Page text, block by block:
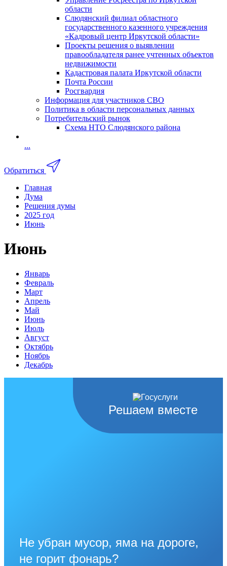
области
Слюдянский филиал областного
государственного казенного учреждения
«Кадровый центр Иркутской области»
Проекты решения о выявлении
правообладателя ранее учтенных объектов
недвижимости
Кадастровая палата Иркутской области
Почта России
Росгвардия
Информация для участников СВО
Политика в области персональных данных
Потребительский рынок
Схема НТО Слюдянского района
...
Обратиться
Главная
Дума
Решения думы
2025 год
Июнь
Июнь
Январь
Февраль
Март
Апрель
Май
Июнь
Июль
Август
Октябрь
Ноябрь
Декабрь
Решаем вместе
Не убран мусор, яма на дороге,
не горит фонарь?